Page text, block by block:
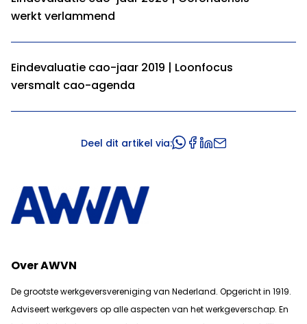
werkt verlammend
Eindevaluatie cao-jaar 2019 | Loonfocus
versmalt cao-agenda
Deel dit artikel via:
Over AWVN
De grootste werkgeversvereniging van Nederland. Opgericht in 1919.
Adviseert werkgevers op alle aspecten van het werkgeverschap. En